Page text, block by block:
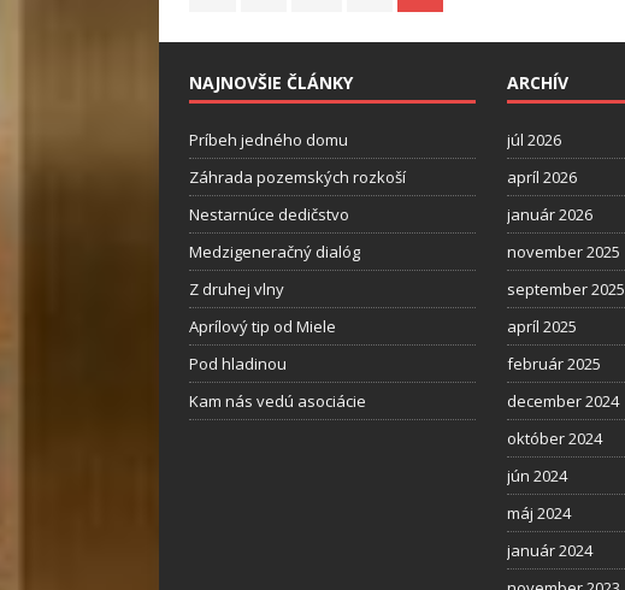
NAJNOVŠIE ČLÁNKY
Príbeh jedného domu
Záhrada pozemských rozkoší
Nestarnúce dedičstvo
Medzigeneračný dialóg
Z druhej vlny
Aprílový tip od Miele
Pod hladinou
Kam nás vedú asociácie
ARCHÍV
júl 2026
apríl 2026
január 2026
november 2025
september 2025
apríl 2025
február 2025
december 2024
október 2024
jún 2024
máj 2024
január 2024